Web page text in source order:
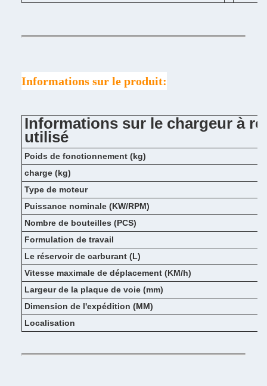
Informations sur le produit:
Informations sur le chargeur à
utilisé
Poids de fonctionnement (kg)
charge (kg)
Type de moteur
Puissance nominale (KW/RPM)
Nombre de bouteilles (PCS)
Formulation de travail
Le réservoir de carburant (L)
Vitesse maximale de déplacement (KM/h)
Largeur de la plaque de voie (mm)
Dimension de l'expédition (MM)
Localisation